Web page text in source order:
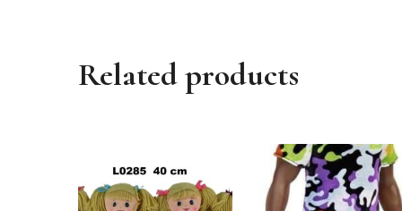
Related products